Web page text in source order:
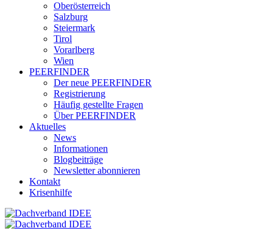
Oberösterreich
Salzburg
Steiermark
Tirol
Vorarlberg
Wien
PEERFINDER
Der neue PEERFINDER
Registrierung
Häufig gestellte Fragen
Über PEERFINDER
Aktuelles
News
Informationen
Blogbeiträge
Newsletter abonnieren
Kontakt
Krisenhilfe